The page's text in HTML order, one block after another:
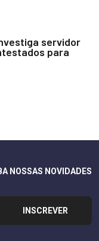
servidor
para
NOSSAS NOVIDADES